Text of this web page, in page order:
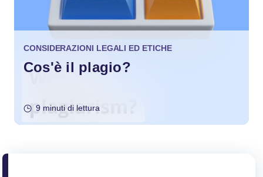
CONSIDERAZIONI LEGALI ED ETICHE
Cos'è il plagio?
9 minuti di lettura